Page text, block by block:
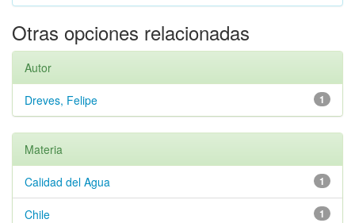
Otras opciones relacionadas
Autor
1
Dreves, Felipe
Materia
1
Calidad del Agua
1
Chile